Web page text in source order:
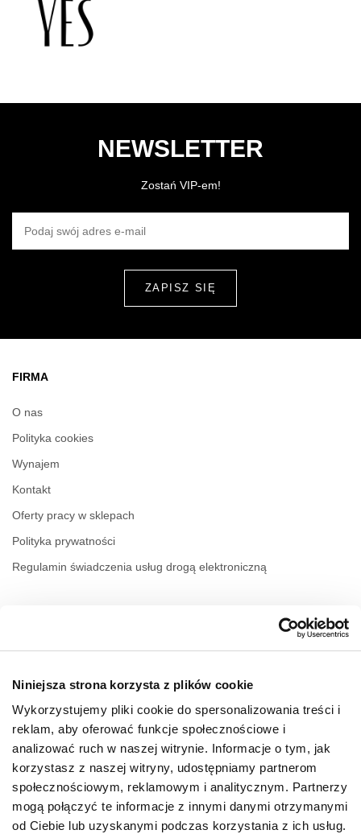
Niniejsza strona korzysta z plików cookie
Wykorzystujemy pliki cookie do spersonalizowania treści i
reklam, aby oferować funkcje społecznościowe i
analizować ruch w naszej witrynie. Informacje o tym, jak
korzystasz z naszej witryny, udostępniamy partnerom
społecznościowym, reklamowym i analitycznym. Partnerzy
mogą połączyć te informacje z innymi danymi otrzymanymi
od Ciebie lub uzyskanymi podczas korzystania z ich usług.
NEWSLETTER
Zostań VIP-em!
FIRMA
O nas
Polityka cookies
Wynajem
Kontakt
Oferty pracy w sklepach
Polityka prywatności
Regulamin świadczenia usług drogą elektroniczną
Poniedziałek
09:00 - 21:00
Środa
Piątek
09:00 - 21:00
Sobota
09:00 - 21:00
Niedziela handlowa
09:00 - 20:00
Więcej informacji